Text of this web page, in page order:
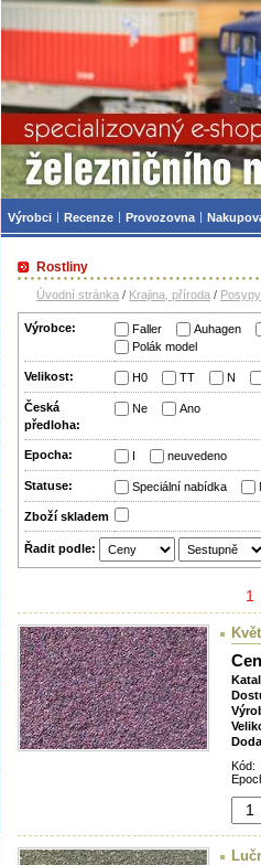
Rostliny
Úvodní stránka / Krajina, příroda / Posypy
Výrobce: Faller
Auhagen
Polák model
Velikost: H0 TT N
Česká
předloha:
Ne Ano
Epocha: I neuvedeno
Statuse: Speciální nabídka
Zboží­ skladem
Řadit podle:
1
Kód:
Železniční
Výrobci Recenze Provozovna